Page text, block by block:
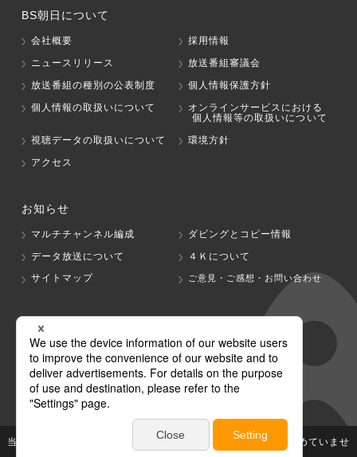
BS朝日について
会社概要
採用情報
ニュースリリース
放送番組審議会
放送番組の種別の公表制度
個人情報保護方針
個人情報の取扱いについて
オンラインサービスにおける
個人情報等の取扱いについて
視聴データの取扱いについて
環境方針
アクセス
お知らせ
マルチチャンネル編成
ダビングとコピー情報
データ放送について
４Ｋについて
サイトマップ
ご意見・ご感想・お問い合わせ
グループ会社
テレビ朝日 テレ朝チャンネル
当社が著作権、著作隣接権を有する放送番組等の無断利用は認めていませ
ん。